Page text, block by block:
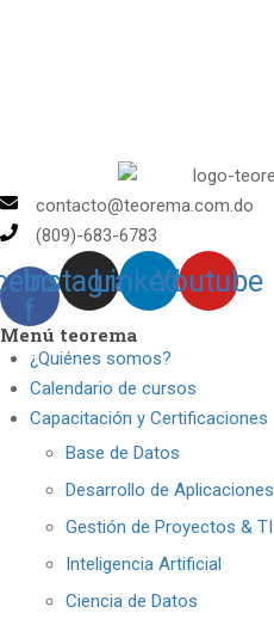
contacto@teorema.com.do
(809)-683-6783
f
Instagram
LinkedinYoutube
Menú teorema
¿Quiénes somos?
Calendario de cursos
Capacitación y Certificaciones
Base de Datos
Desarrollo de Aplicaciones
Gestión de Proyectos & TI
Inteligencia Artificial
Ciencia de Datos